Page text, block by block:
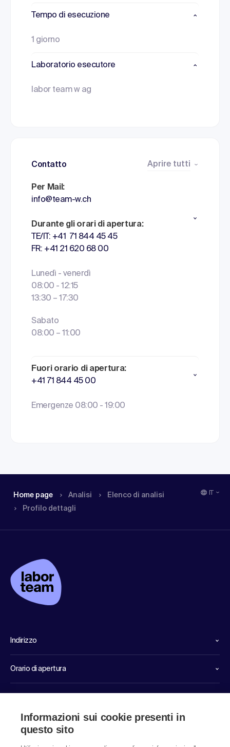
Tempo di esecuzione
1 giorno
Laboratorio esecutore
labor team w ag
Contatto Aprire tutti
Per Mail:
info@team-w.ch
Durante gli orari di apertura:
TE/IT: +41 71 844 45 45
FR: +41 21 620 68 00
Lunedì - venerdì
08:00 - 12:15
13:30 – 17:30
Sabato
08:00 – 11:00
Fuori orario di apertura:
+41 71 844 45 00
Emergenze 08:00 - 19:00
Home page Analisi
Elenco di analisi
Profilo dettagli
Indirizzo
Orario di apertura
Informazioni sui cookie presenti in
questo sito